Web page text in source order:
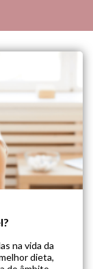
na vida da
dieta,